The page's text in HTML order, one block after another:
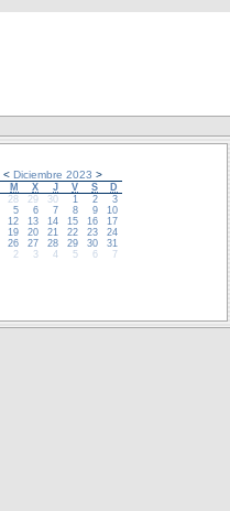
<Diciembre 2023 >
M X J V S
D
28 29 30 1 2
3
5 6 7 8 9
10
12 13 14 15 16
17
19 20 21 22 23
24
26 27 28 29 30
31
2 3 4 5 6 7